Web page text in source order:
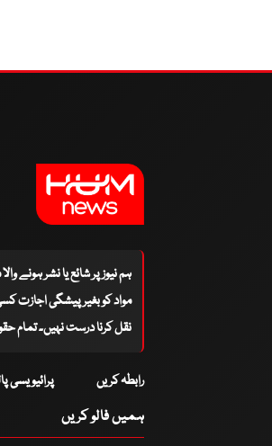
ہم نیوز پر شائع یا نشر ہونے
مواد کو بغیر پیشگی اجازت
نقل کرنا درست نہیں۔ تمام
رابطہ کریں پرائیویسی
ہمیں فالو کریں